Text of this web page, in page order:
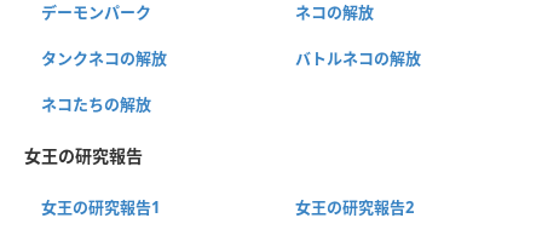
デーモンパーク ネコの解放
タンクネコの解放 バトルネコの解放
ネコたちの解放
女王の研究報告
女王の研究報告1 女王の研究報告2